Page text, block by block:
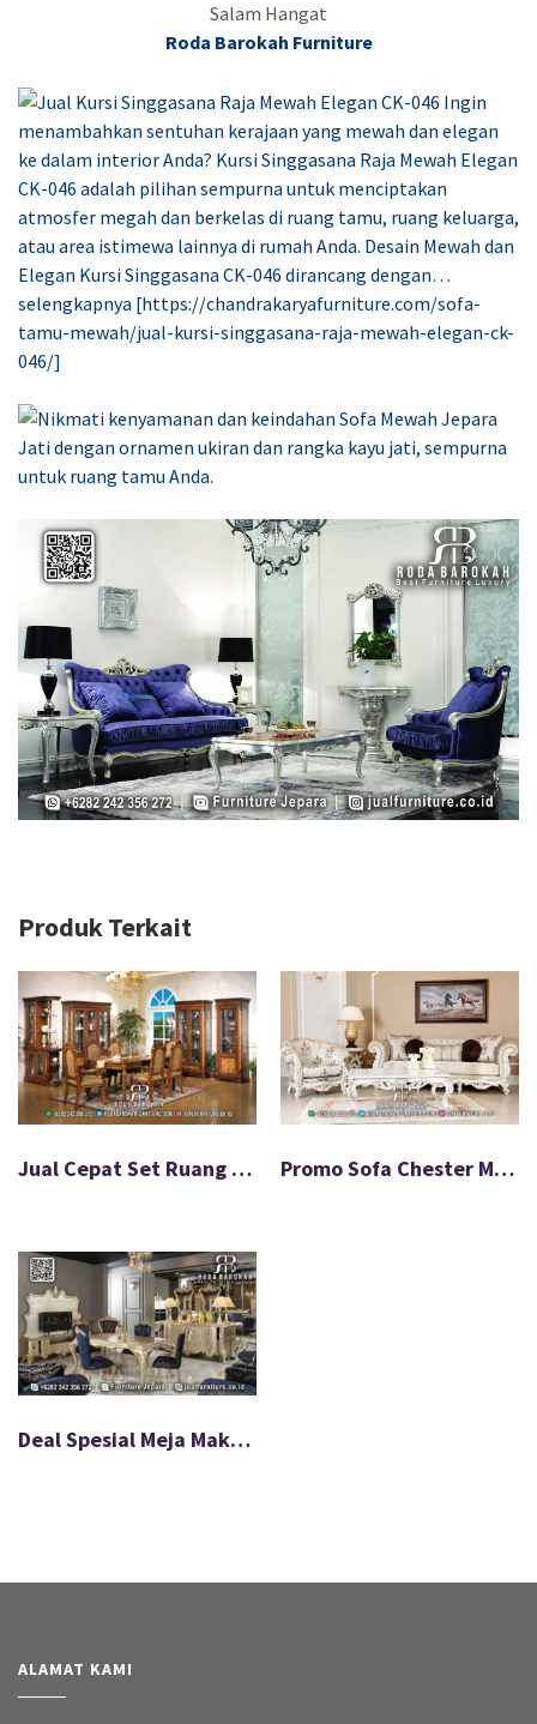
Salam Hangat
Roda Barokah Furniture
Produk Terkait
Jual Cepat Set Ruang Makan Jati Finishing Halus FS-595 Promo Sofa Chester Mewah Ukir Produk Laris FS-590
Deal Spesial Meja Makan Mewah Harga Promo FS-581
ALAMAT KAMI